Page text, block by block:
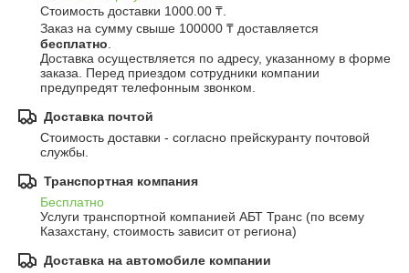
Стоимость доставки 1000.00 ₸.
бесплатно
Доставка осуществляется по адресу, указанному в форме
заказа. Перед приездом сотрудники компании
предупредят телефонным звонком.
Доставка почтой
Стоимость доставки - согласно прейскуранту почтовой
службы.
Транспортная компания
Бесплатно
Услуги транспортной компанией АБТ Транс (по всему
Казахстану, стоимость зависит от региона)
Доставка на автомобиле компании